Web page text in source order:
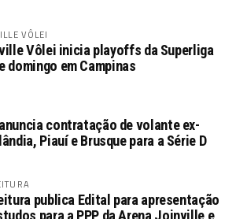
VÔLEI
Vôlei inicia playoffs da Superliga
domingo em Campinas
contratação de volante ex-
Piauí e Brusque para a Série D
publica Edital para apresentação
para a PPP da Arena Joinville e